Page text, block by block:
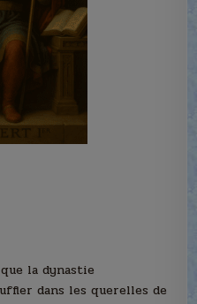
la dynastie
dans les querelles de